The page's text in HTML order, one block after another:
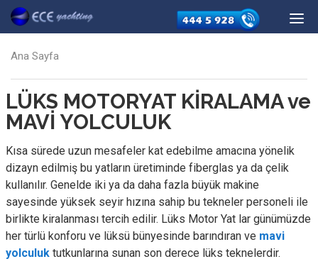
Ana Sayfa
LÜKS MOTORYAT KİRALAMA ve
MAVİ YOLCULUK
Kısa sürede uzun mesafeler kat edebilme amacına yönelik
dizayn edilmiş bu yatların üretiminde fiberglas ya da çelik
kullanılır. Genelde iki ya da daha fazla büyük makine
sayesinde yüksek seyir hızına sahip bu tekneler personeli ile
birlikte kiralanması tercih edilir. Lüks Motor Yat lar günümüzde
her türlü konforu ve lüksü bünyesinde barındıran ve mavi
yolculuk tutkunlarına sunan son derece lüks teknelerdir.